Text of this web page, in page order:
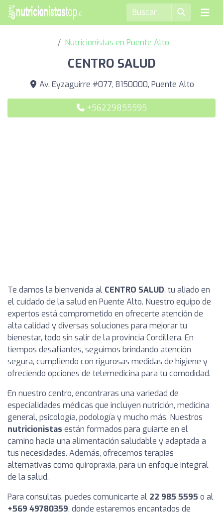
Nutricionistas en Puente Alto
CENTRO SALUD
Av. Eyzaguirre #077, 8150000, Puente Alto
+56229855595
Te damos la bienvenida al CENTRO SALUD, tu aliado en
el cuidado de la salud en Puente Alto. Nuestro equipo de
expertos está comprometido en ofrecerte atención de
alta calidad y diversas soluciones para mejorar tu
bienestar, todo sin salir de la provincia Cordillera. En
tiempos desafiantes, seguimos brindando atención
segura, cumpliendo con rigurosas medidas de higiene y
ofreciendo opciones de telemedicina para tu comodidad.
En nuestro centro, encontraras una variedad de
especialidades médicas que incluyen nutrición, medicina
general, psicología, podología y mucho más. Nuestros
nutricionistas están formados para guiarte en el
camino hacia una alimentación saludable y adaptada a
tus necesidades. Además, ofrecemos terapias
alternativas como quiropraxia, para un enfoque integral
de la salud.
Para consultas, puedes comunicarte al 22 985 5595 o al
+569 49780359, donde estaremos encantados de